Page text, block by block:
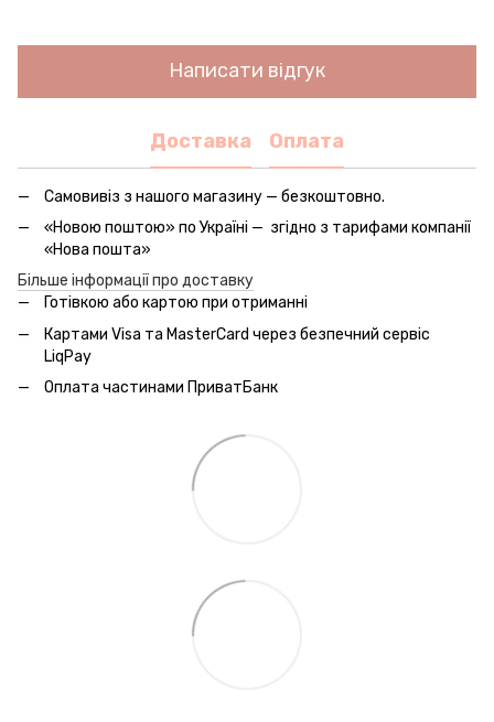
Написати відгук
Доставка Оплата
Самовивіз з нашого магазину — безкоштовно.
«Новою поштою» по Україні — згідно з тарифами компанії
«Нова пошта»
Більше інформації про доставку
Готівкою або картою при отриманні
Картами Visa та MasterCard через безпечний сервic
LiqPay
Оплата частинами ПриватБанк